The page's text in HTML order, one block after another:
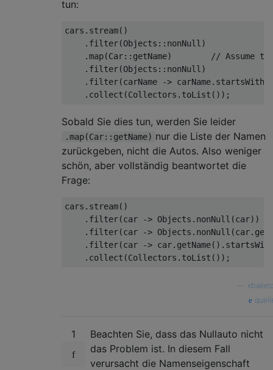
tun:
cars . stream()
. filter(Objects :: nonNull )
.map(Car:: getName)
// Assume
. filter(Objects :: nonNull )
. filter(carName -> carName. startsWith
. collect (Collectors . toList ());
Sobald Sie dies tun, werden Sie leider
.map(Car::getName) nur die Liste der Namen
zurückgeben, nicht die Autos. Also weniger
schön, aber vollständig beantwortet die
Frage:
cars . stream()
. filter(car -> Objects . nonNull (car))
. filter(car -> Objects . nonNull (car.
. filter(car -> car. getName().
. collect (Collectors . toList ());
1
Beachten Sie, dass das Nullauto nicht
das Problem ist. In diesem Fall
verursacht die Namenseigenschaft